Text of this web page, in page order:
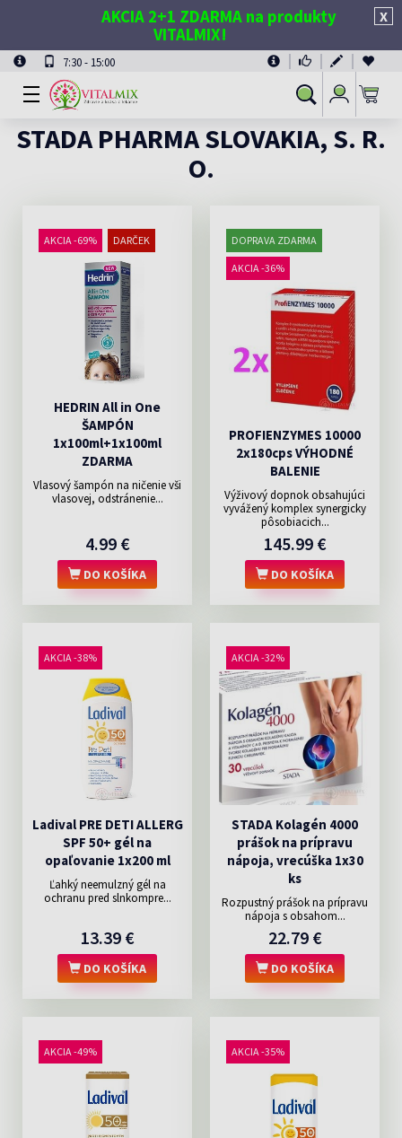
X
AKCIA 2+1 ZDARMA na produkty
VITALMIX!
7:30 - 15:00
Vyhľadávanie
Prihlásiť
sa
STADA PHARMA SLOVAKIA, S. R.
O.
AKCIA -69% DARČEK
HEDRIN All in One
ŠAMPÓN
1x100ml+1x100ml
ZDARMA
Vlasový šampón na ničenie vši
vlasovej, odstránenie...
4.99 €
DO KOŠÍKA
DOPRAVA ZDARMA
AKCIA -36%
PROFIENZYMES 10000
2x180cps VÝHODNÉ
BALENIE
Výživový dopnok obsahujúci
vyvážený komplex synergicky
pôsobiacich...
145.99 €
DO KOŠÍKA
AKCIA -38%
Ladival PRE DETI ALLERG
SPF 50+ gél na
opaľovanie 1x200 ml
Ľahký neemulzný gél na
ochranu pred slnkompre...
13.39 €
DO KOŠÍKA
AKCIA -32%
STADA Kolagén 4000
prášok na prípravu
nápoja, vrecúška 1x30
ks
Rozpustný prášok na prípravu
nápoja s obsahom...
22.79 €
DO KOŠÍKA
AKCIA -49% AKCIA -35%